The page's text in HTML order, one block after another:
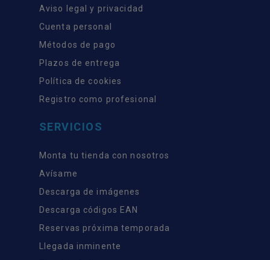
Aviso legal y privacidad
Cuenta personal
Métodos de pago
Plazos de entrega
Política de cookies
Registro como profesional
SERVICIOS
Monta tu tienda con nosotros
Avísame
Descarga de imágenes
Descarga códigos EAN
Reservas próxima temporada
Llegada inminente